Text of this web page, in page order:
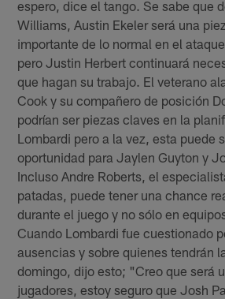
espero, dice el tango. Se sabe que
Williams, Austin Ekeler será una
importante de lo normal en el
pero Justin Herbert continuará
que hagan su trabajo. El veterano
Cook y su compañero de posición
podrían ser piezas claves en la
Lombardi pero a la vez, esta puede
oportunidad para Jaylen Guyton y
Incluso Andre Roberts, el
patadas, puede tener una chance
durante el juego y no sólo en
Cuando Lombardi fue cuestionado
ausencias y sobre quienes tendrán
domingo, dijo esto; "Creo que será
jugadores, estoy seguro que Josh